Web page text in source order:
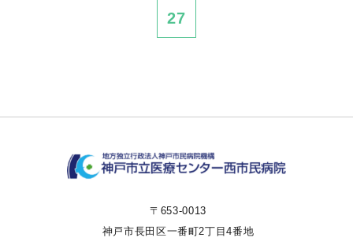
27
〒653-0013
神戸市長田区一番町2丁目4番地